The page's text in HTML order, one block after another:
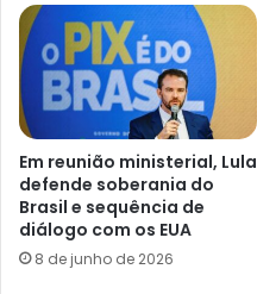
Em reunião ministerial, Lula
defende soberania do
Brasil e sequência de
diálogo com os EUA
8 de junho de 2026